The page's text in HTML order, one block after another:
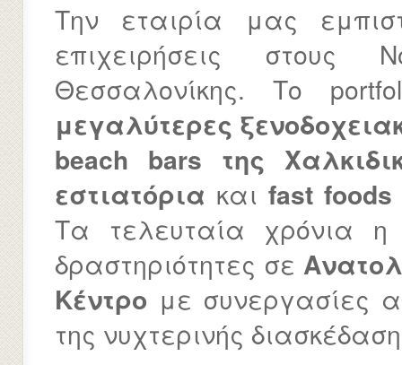
Την εταιρία μας
επιχειρήσεις
Θεσσαλονίκης. Το
μεγαλύτερες
beach bars της
εστιατόρια και fast foods
Τα τελευταία χρόνια η
δραστηριότητες σε
Κέντρο με συνεργασίες
της νυχτερινής